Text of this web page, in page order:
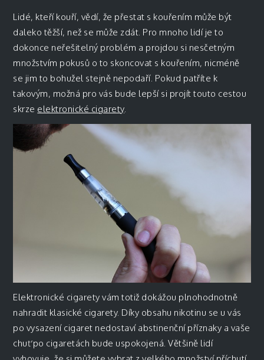
Lidé, kteří kouří, vědí, že přestat s kouřením může být
daleko těžší, než se může zdát. Pro mnoho lidí je to
dokonce neřešitelný problém a projdou si nesčetným
množstvím pokusů o to skoncovat s kouřením, nicméně
se jim to bohužel stejně nepodaří. Pokud patříte k
takovým, možná pro vás bude lepší si projít touto cestou
skrze elektronické cigarety.
Elektronické cigarety vám totiž dokážou plnohodnotně
nahradit klasické cigarety. Díky obsahu nikotinu se u vás
po vysazení cigaret nedostaví abstinenční příznaky a vaše
chuť po cigaretách bude uspokojená. Většině lidí